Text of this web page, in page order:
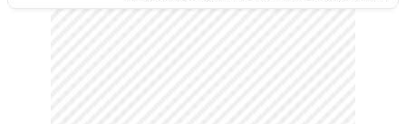
onu alt etmek zorundadır.